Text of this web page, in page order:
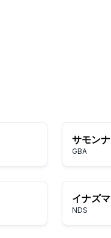
GBA
NDS